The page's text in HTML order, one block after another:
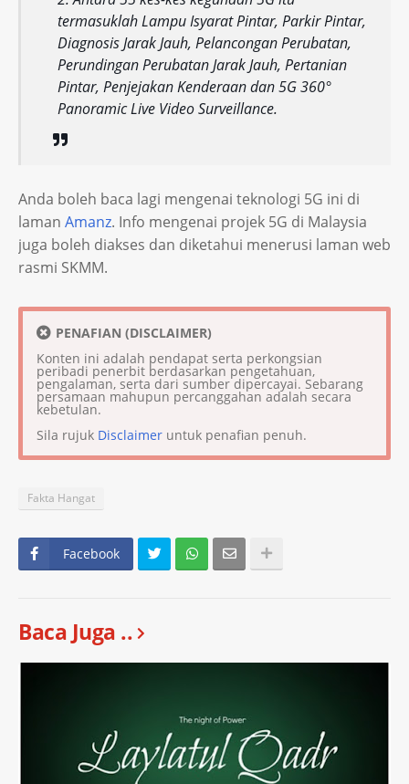
termasuklah Lampu Isyarat Pintar, Parkir Pintar,
Diagnosis Jarak Jauh, Pelancongan Perubatan,
Perundingan Perubatan Jarak Jauh, Pertanian
Pintar, Penjejakan Kenderaan dan 5G 360°
Panoramic Live Video Surveillance.
Anda boleh baca lagi mengenai teknologi 5G ini di
laman Amanz. Info mengenai projek 5G di Malaysia
juga boleh diakses dan diketahui menerusi laman web
rasmi SKMM.
PENAFIAN (DISCLAIMER)
Konten ini adalah pendapat serta perkongsian
peribadi penerbit berdasarkan pengetahuan,
pengalaman, serta dari sumber dipercayai. Sebarang
persamaan mahupun percanggahan adalah secara
kebetulan.
Sila rujuk Disclaimer untuk penafian penuh.
Fakta Hangat
Facebook
Baca Juga ..